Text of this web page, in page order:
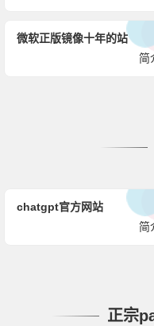
微软正版镜像十年的站
简
chatgpt官方网站
简
正宗